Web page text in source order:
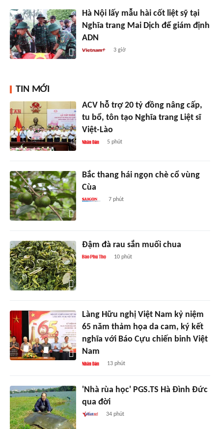
Hà Nội lấy mẫu hài cốt liệt sỹ tại
Nghĩa trang Mai Dịch để giám định
ADN
3 giờ
TIN MỚI
ACV hỗ trợ 20 tỷ đồng nâng cấp,
tu bổ, tôn tạo Nghĩa trang Liệt sĩ
Việt-Lào
5 phút
Bắc thang hái ngọn chè cổ vùng
Cùa
7 phút
Đậm đà rau sắn muối chua
10 phút
Làng Hữu nghị Việt Nam kỷ niệm
65 năm thảm họa da cam, ký kết
nghĩa với Báo Cựu chiến binh Việt
Nam
13 phút
'Nhà rùa học' PGS.TS Hà Đình Đức
qua đời
34 phút